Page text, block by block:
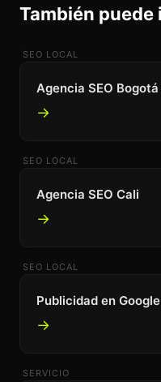
También
SEO LOCAL
Agencia SEO Bogotá
→
SEO LOCAL
Agencia SEO Cali
→
SEO LOCAL
Publicidad en
→
SERVICIO